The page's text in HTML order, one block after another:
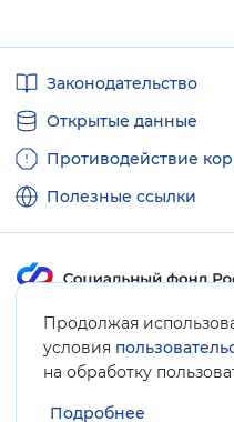
Продолжая
условия
на обработку
Подробнее
ссылкиЗаконодательство
Открытые данные
Противодействие
Полезные ссылки
Карта сайта